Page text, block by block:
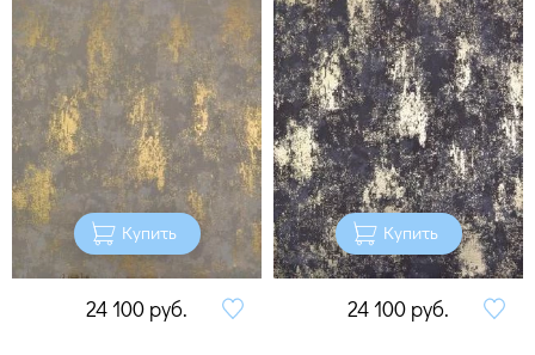
Купить
24 100 руб.
Купить
24 100 руб.